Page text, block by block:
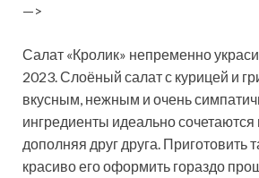
—>
Салат «Кролик» непременно
2023. Слоёный салат с курицей и
вкусным, нежным и очень
ингредиенты идеально сочетаются
дополняя друг друга. Приготовить
красиво его оформить гораздо